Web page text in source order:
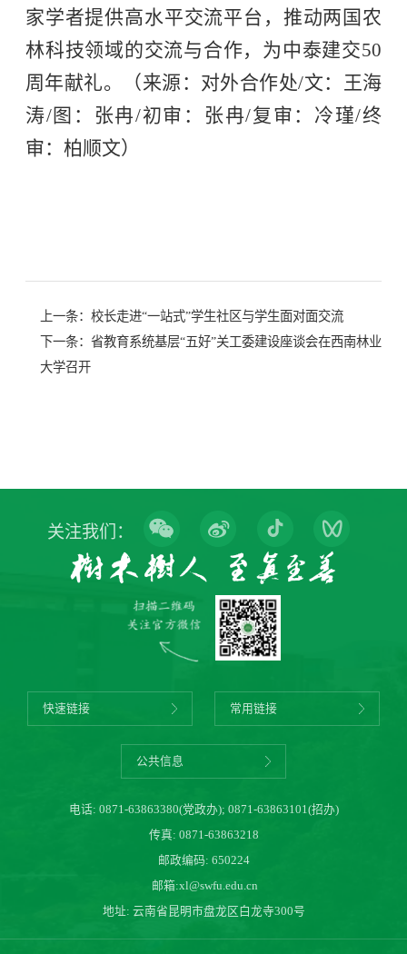
家学者提供高水平交流平台，推动两国农
林科技领域的交流与合作，为中泰建交50
周年献礼。（来源：对外合作处/文：王海
涛/图：张冉/初审：张冉/复审：冷瑾/终
审：柏顺文）
上一条： 校长走进“一站式”学生社区与学生面对面交流
下一条： 省教育系统基层“五好”关工委建设座谈会在西南林业
大学召开
关注我们：
快速链接 常用链接
公共信息
电话: 0871-63863380(党政办); 0871-63863101(招办)
传真: 0871-63863218
邮政编码: 650224
邮箱:xl@swfu.edu.cn
地址: 云南省昆明市盘龙区白龙寺300号